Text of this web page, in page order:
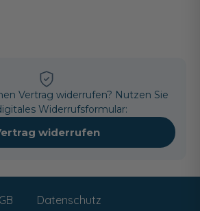
Vertrag widerrufen? Nutzen Sie
Widerrufsformular:
widerrufen
Datenschutz